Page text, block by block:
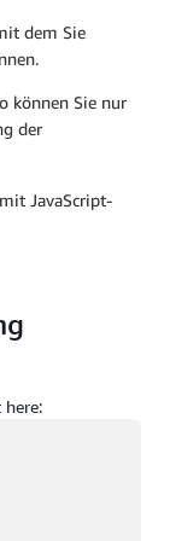
dem Sie
können Sie nur
der
mit JavaScript-